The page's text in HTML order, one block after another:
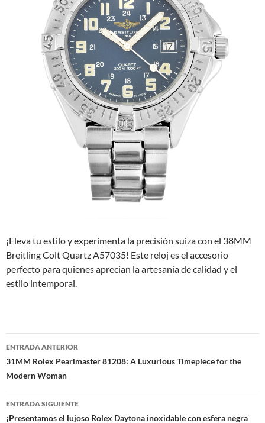
¡Eleva tu estilo y experimenta la precisión suiza con el 38MM
Breitling Colt Quartz A57035! Este reloj es el accesorio
perfecto para quienes aprecian la artesanía de calidad y el
estilo intemporal.
Navegación
de
entradas
ENTRADA ANTERIOR
31MM Rolex Pearlmaster 81208: A Luxurious Timepiece for the
Modern Woman
ENTRADA SIGUIENTE
¡Presentamos el lujoso Rolex Daytona inoxidable con esfera negra